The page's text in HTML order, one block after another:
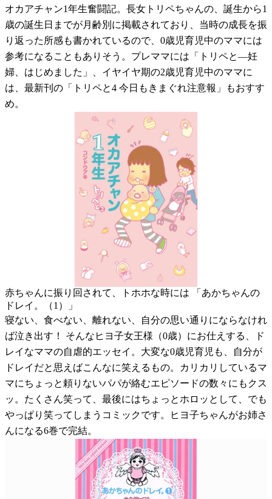
オカアチャン1年生奮闘記。長女トリペちゃんの、誕生から1
歳の誕生日までが月齢別に掲載されており、当時の成長を振
り返った所感も書かれているので、0歳児育児中のママには
参考になることもありそう。プレママには「トリペと―妊
婦、はじめました」、イヤイヤ期の2歳児育児中のママに
は、最新刊の「トリペと4 今日もきまぐれ注意報」もおすす
め。
赤ちゃんに振り回されて、トホホな時には 「あかちゃんの
ドレイ。（1）」
寝ない、食べない、離れない、自分の思い通りにならなけれ
ば泣き出す！ そんなヒヨ子女王様（0歳）にお仕えする、ド
レイなママの自虐的エッセイ。大変な0歳児育児も、自分が
ドレイだと思えばこんなに笑えるもの。カリカリしているマ
マにちょっと頼りないパパが絡むエピソードの数々にもクス
ッ。たくさん笑って、最後にはちょっとホロッとして、でも
やっぱり笑ってしまうコミックです。ヒヨ子ちゃんがお姉さ
んになる6巻で完結。